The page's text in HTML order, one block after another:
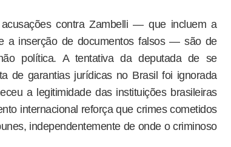
contra Zambelli — que incluem a
a inserção de documentos falsos — são de
política. A tentativa da deputada de se
de garantias jurídicas no Brasil foi ignorada
a legitimidade das instituições brasileiras
internacional reforça que crimes cometidos
independentemente de onde o criminoso